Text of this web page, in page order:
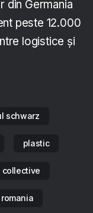
din Germania
peste 12.000
logistice și
schwarz
plastic
collective